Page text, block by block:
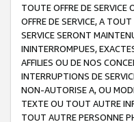
TOUTE OFFRE DE SERVICE
OFFRE DE SERVICE, A
SERVICE SERONT
ININTERROMPUES,
AFFILIES OU DE NOS
INTERRUPTIONS DE
NON-AUTORISE A, OU
TEXTE OU TOUT AUTRE
TOUT AUTRE PERSONNE